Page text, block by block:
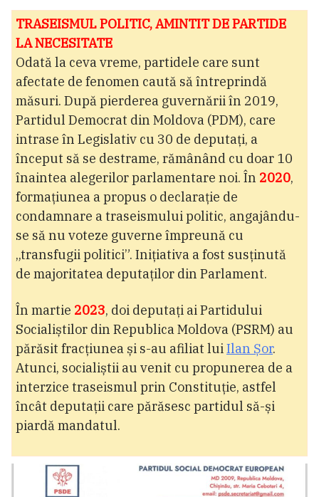
TRASEISMUL POLITIC, AMINTIT DE PARTIDE
LA NECESITATE
Odată la ceva vreme, partidele care sunt
afectate de fenomen caută să întreprindă
măsuri. După pierderea guvernării în 2019,
Partidul Democrat din Moldova (PDM), care
intrase în Legislativ cu 30 de deputați, a
început să se destrame, rămânând cu doar 10
înaintea alegerilor parlamentare noi. În 2020,
formațiunea a propus o declarație de
condamnare a traseismului politic, angajându-
se să nu voteze guverne împreună cu
„transfugii politici”. Inițiativa a fost susținută
de majoritatea deputaților din Parlament.
În martie 2023, doi deputați ai Partidului
Socialiștilor din Republica Moldova (PSRM) au
părăsit fracțiunea și s-au afiliat luiIlan Șor.
Atunci, socialiștii au venit cu propunerea de a
interzice traseismul prin Constituție, astfel
încât deputații care părăsesc partidul să-și
piardă mandatul.